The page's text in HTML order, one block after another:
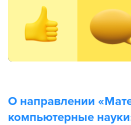
О направлении «
компьютерные науки